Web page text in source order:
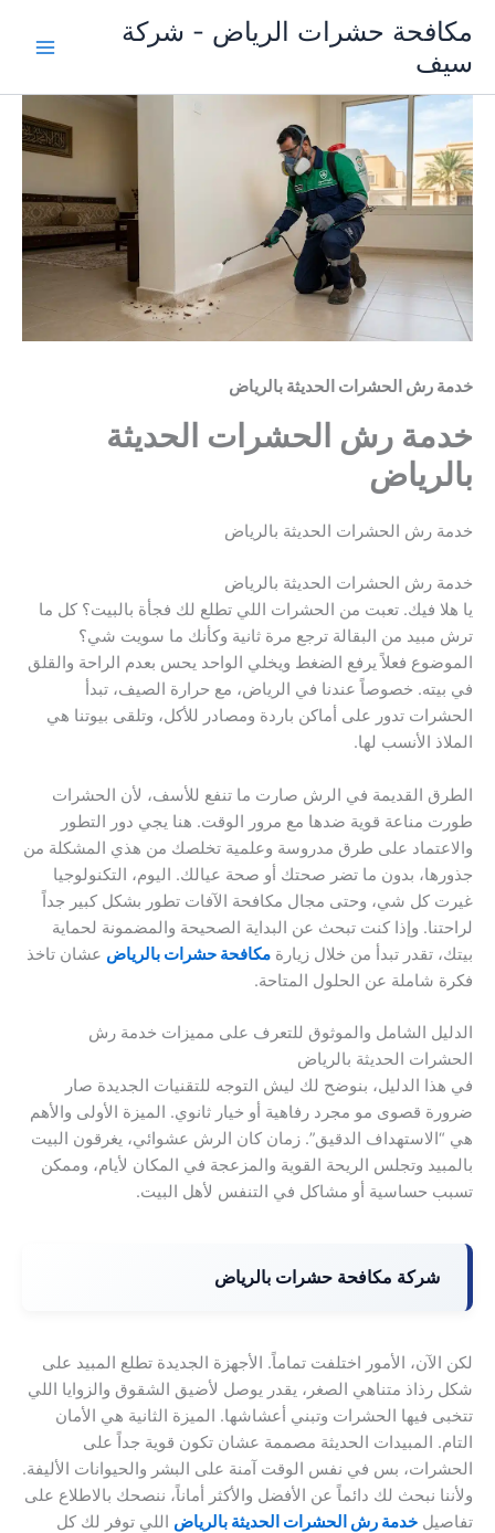
المحتوى
مكافحة حشرات الرياض - شركة
سيف
خدمة رش الحشرات الحديثة بالرياض
خدمة رش الحشرات الحديثة
بالرياض
خدمة رش الحشرات الحديثة بالرياض
خدمة رش الحشرات الحديثة بالرياض
يا هلا فيك. تعبت من الحشرات اللي تطلع لك فجأة بالبيت؟ كل ما
ترش مبيد من البقالة ترجع مرة ثانية وكأنك ما سويت شي؟
الموضوع فعلاً يرفع الضغط ويخلي الواحد يحس بعدم الراحة والقلق
في بيته. خصوصاً عندنا في الرياض، مع حرارة الصيف، تبدأ
الحشرات تدور على أماكن باردة ومصادر للأكل، وتلقى بيوتنا هي
الملاذ الأنسب لها.
الطرق القديمة في الرش صارت ما تنفع للأسف، لأن الحشرات
طورت مناعة قوية ضدها مع مرور الوقت. هنا يجي دور التطور
والاعتماد على طرق مدروسة وعلمية تخلصك من هذي المشكلة من
جذورها، بدون ما تضر صحتك أو صحة عيالك. اليوم، التكنولوجيا
غيرت كل شي، وحتى مجال مكافحة الآفات تطور بشكل كبير جداً
لراحتنا. وإذا كنت تبحث عن البداية الصحيحة والمضمونة لحماية
بيتك، تقدر تبدأ من خلال زيارة مكافحة حشرات بالرياض عشان تاخذ
فكرة شاملة عن الحلول المتاحة.
الدليل الشامل والموثوق للتعرف على مميزات خدمة رش
الحشرات الحديثة بالرياض
في هذا الدليل، بنوضح لك ليش التوجه للتقنيات الجديدة صار
ضرورة قصوى مو مجرد رفاهية أو خيار ثانوي. الميزة الأولى والأهم
هي “الاستهداف الدقيق”. زمان كان الرش عشوائي، يغرقون البيت
بالمبيد وتجلس الريحة القوية والمزعجة في المكان لأيام، وممكن
تسبب حساسية أو مشاكل في التنفس لأهل البيت.
شركة مكافحة حشرات بالرياض
لكن الآن، الأمور اختلفت تماماً. الأجهزة الجديدة تطلع المبيد على
شكل رذاذ متناهي الصغر، يقدر يوصل لأضيق الشقوق والزوايا اللي
تتخبى فيها الحشرات وتبني أعشاشها. الميزة الثانية هي الأمان
التام. المبيدات الحديثة مصممة عشان تكون قوية جداً على
الحشرات، بس في نفس الوقت آمنة على البشر والحيوانات الأليفة.
ولأننا نبحث لك دائماً عن الأفضل والأكثر أماناً، ننصحك بالاطلاع على
تفاصيل خدمة رش الحشرات الحديثة بالرياض اللي توفر لك كل